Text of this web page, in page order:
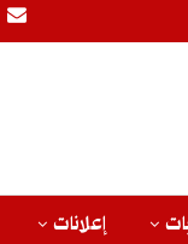
إعلانات